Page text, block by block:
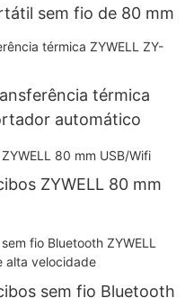
sem fio de 80 mm
térmica
automático
ZYWELL 80 mm
sem fio Bluetooth